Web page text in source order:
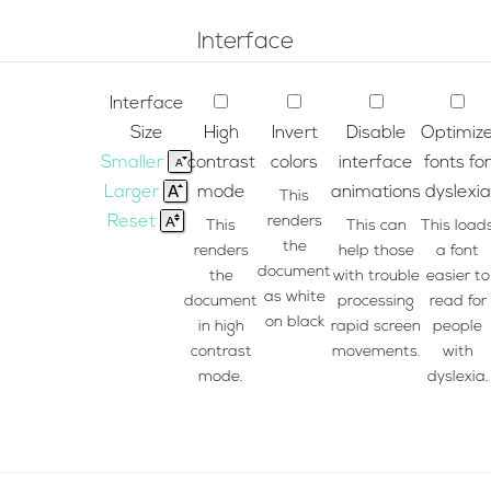
Interface
Interface
Size
Smaller
Larger
Reset
High
contrast
mode
This
renders
the
document
in high
contrast
mode.
Invert
colors
This
renders
the
document
as white
on black
Disable
interface
animations
This can
help those
with trouble
processing
rapid screen
movements.
fonts for
dyslexia
This
a font
easier to
read for
people
with
dyslexia.